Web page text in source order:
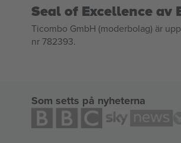
Seal of Excellence av
Ticombo GmbH (moderbolag) är
nr 782393.
Som setts på nyheterna